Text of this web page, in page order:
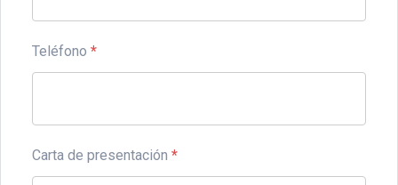
Teléfono *
Carta de presentación *